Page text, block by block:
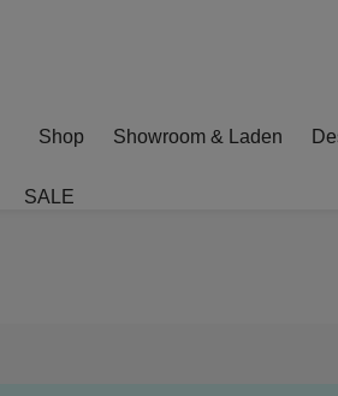
Shop Showroom & Laden
SALE